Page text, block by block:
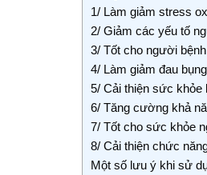
1/ Làm giảm stress
2/ Giảm các yếu tố
3/ Tốt cho người
4/ Làm giảm đau
5/ Cải thiện sức khỏe
6/ Tăng cường khả
7/ Tốt cho sức khỏe
8/ Cải thiện chức
Một số lưu ý khi sử